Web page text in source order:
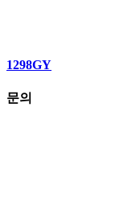
1298GY
문의